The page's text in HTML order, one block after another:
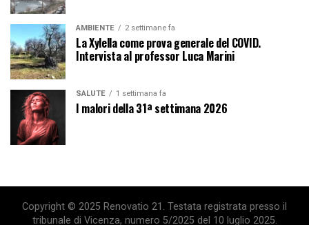
AMBIENTE 2 settimane fa
La Xylella come prova generale del COVID.
Intervista al professor Luca Marini
SALUTE 1 settimana fa
I malori della 31ª settimana 2026
Copyright © 2025 Renovatio 21. Testata registrata presso il
tribunale di Vicenza, numero 5/2025 del 10 luglio 2025.